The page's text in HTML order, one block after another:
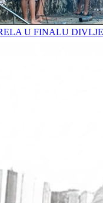
U FINALU